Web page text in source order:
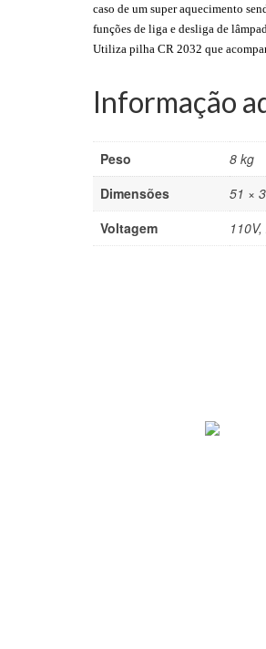
caso de um super aquecimento
funções de liga e desliga de
Utiliza pilha CR 2032 que
Informação
Peso
8 kg
Dimensões
51 ×
Voltagem